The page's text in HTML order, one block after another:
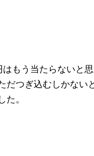
もう当たらないと
だつぎ込むしかない
た。